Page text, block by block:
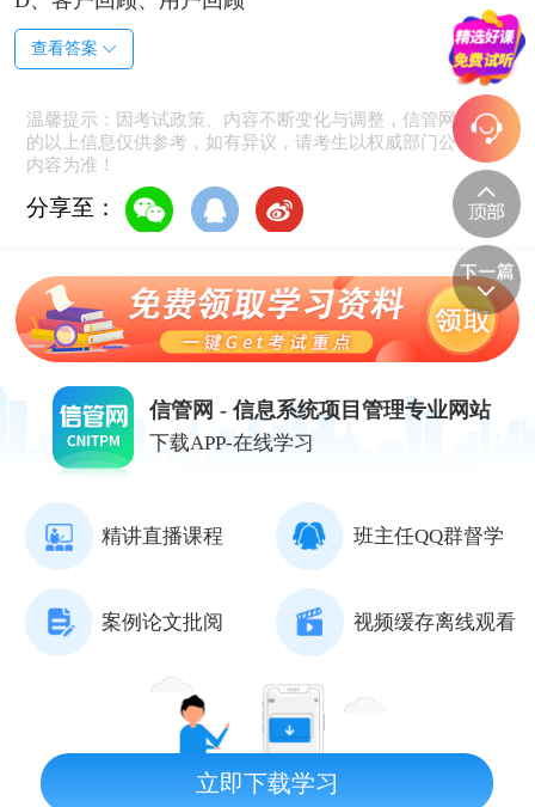
查看答案
温馨提示：因考试政策、内容不断变化与调整，信管网提供
的以上信息仅供参考，如有异议，请考生以权威部门公布的
内容为准！
分享至：
信管网 - 信息系统项目管理专业网站
下载APP-在线学习
精讲直播课程 班主任QQ群督学
案例论文批阅 视频缓存离线观看
立即下载学习